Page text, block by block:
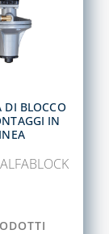
DI BLOCCO
IN